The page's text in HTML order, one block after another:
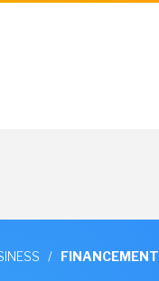
/ FINANCEMENT